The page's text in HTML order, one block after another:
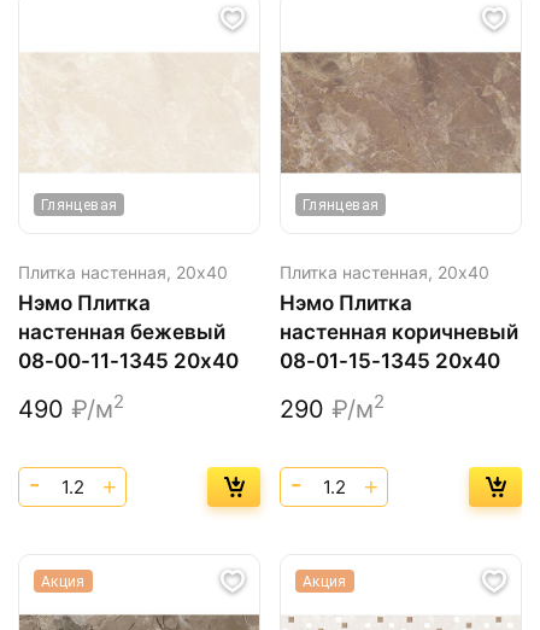
Глянцевая
Плитка настенная, 20х40
Нэмо Плитка
настенная бежевый
08-00-11-1345 20х40
490 ₽/м2
Глянцевая
Плитка настенная, 20х40
Нэмо Плитка
настенная коричневый
08-01-15-1345 20х40
290 ₽/м2
Акция Акция